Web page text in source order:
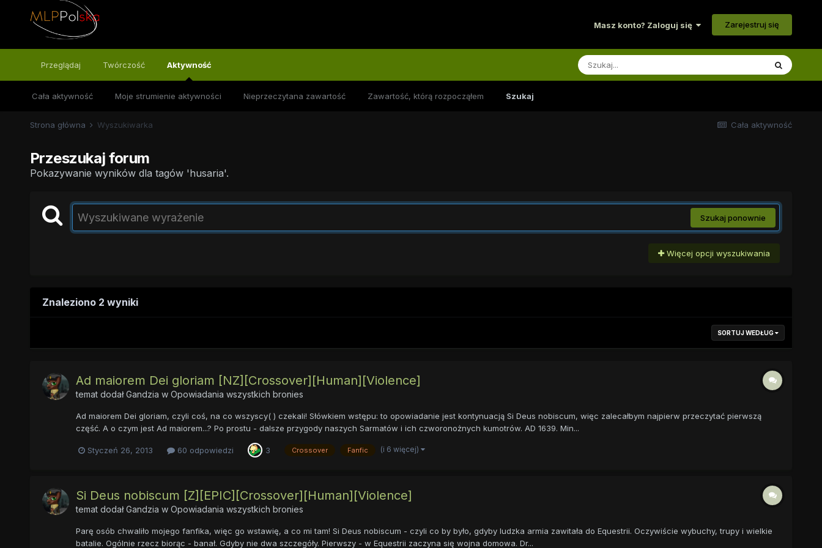
Masz konto? Zaloguj się Zarejestruj się
Przeglądaj Twórczość Aktywność
Cała aktywność Moje strumienie aktywności Nieprzeczytana zawartość Zawartość, którą rozpocząłem Szukaj
Cała aktywność
Strona główna Wyszukiwarka
Przeszukaj forum
Pokazywanie wyników dla tagów 'husaria'.
Szukaj ponownie
Więcej opcji wyszukiwania
Znaleziono 2 wyniki
SORTUJ WEDŁUG
Ad maiorem Dei gloriam [NZ][Crossover][Human][Violence]
temat dodałGandzia w Opowiadania wszystkich bronies
Ad maiorem Dei gloriam, czyli coś, na co wszyscy( ) czekali! Słówkiem wstępu: to opowiadanie jest kontynuacją Si Deus nobiscum, więc zalecałbym najpierw przeczytać pierwszą
część. A o czym jest Ad maiorem...? Po prostu - dalsze przygody naszych Sarmatów i ich czworonożnych kumotrów. AD 1639. Min...
Styczeń 26, 2013 60 odpowiedzi 3 Crossover Fanfic (i 6 więcej)
Si Deus nobiscum [Z][EPIC][Crossover][Human][Violence]
temat dodałGandzia w Opowiadania wszystkich bronies
Parę osób chwaliło mojego fanfika, więc go wstawię, a co mi tam! Si Deus nobiscum - czyli co by było, gdyby ludzka armia zawitała do Equestrii. Oczywiście wybuchy, trupy i wielkie
batalie. Ogólnie rzecz biorąc - banał. Gdyby nie dwa szczegóły. Pierwszy - w Equestrii zaczyna się wojna domowa. Dr...